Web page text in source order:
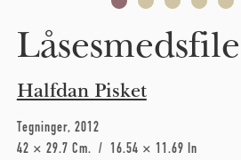
Halfdan Pisket
Tegninger 2012
42 × 29.7 Cm
16.54 × 11.69 In